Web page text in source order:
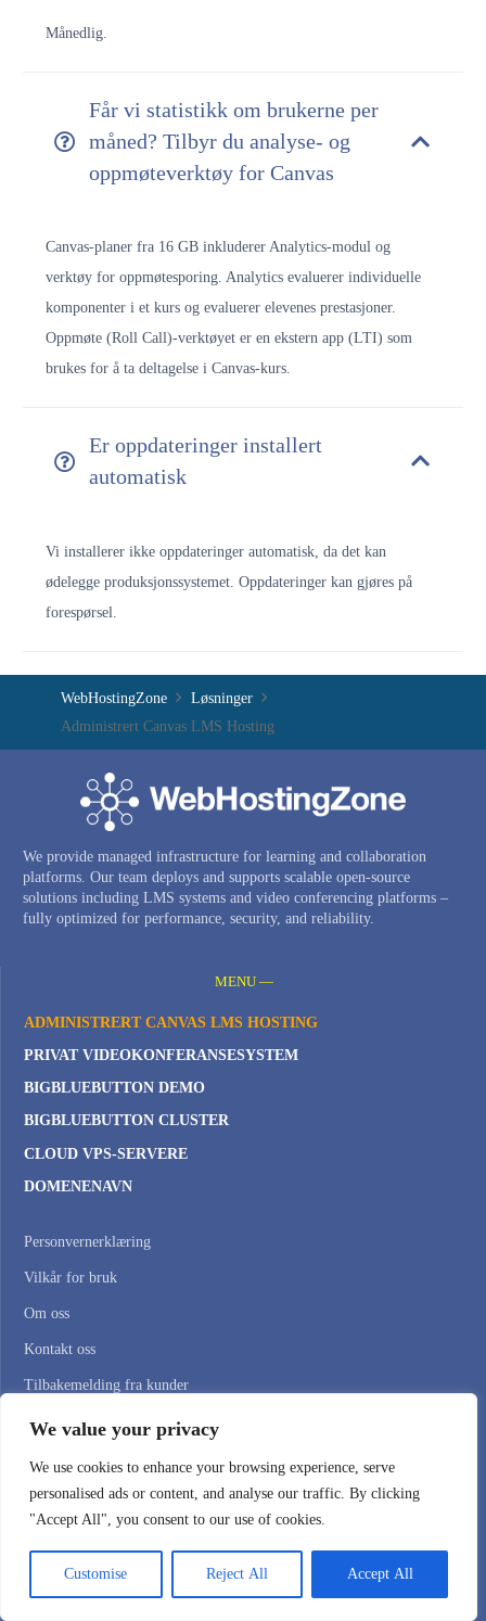
We value your privacy
We use cookies to enhance your browsing experience, serve
personalised ads or content, and analyse our traffic. By clicking
"Accept All", you consent to our use of cookies.
Customise Reject All Accept All
Månedlig.
Får vi statistikk om brukerne per
måned? Tilbyr du analyse- og
oppmøteverktøy for Canvas
Canvas-planer fra 16 GB inkluderer Analytics-modul og
verktøy for oppmøtesporing. Analytics evaluerer individuelle
komponenter i et kurs og evaluerer elevenes prestasjoner.
Oppmøte (Roll Call)-verktøyet er en ekstern app (LTI) som
brukes for å ta deltagelse i Canvas-kurs.
Er oppdateringer installert
automatisk
Vi installerer ikke oppdateringer automatisk, da det kan
ødelegge produksjonssystemet. Oppdateringer kan gjøres på
forespørsel.
WebHostingZone
Løsninger
Administrert Canvas LMS Hosting
We provide managed infrastructure for learning and collaboration
platforms. Our team deploys and supports scalable open-source
solutions including LMS systems and video conferencing platforms –
fully optimized for performance, security, and reliability.
MENU —
ADMINISTRERT CANVAS LMS HOSTING
PRIVAT VIDEOKONFERANSESYSTEM
BIGBLUEBUTTON DEMO
BIGBLUEBUTTON CLUSTER
CLOUD VPS-SERVERE
DOMENENAVN
Personvernerklæring
Vilkår for bruk
Om oss
Kontakt oss
Tilbakemelding fra kunder
Blogg
Registered User? —
Kundepålogging
Åpne billett